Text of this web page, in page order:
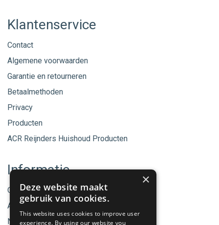
Klantenservice
Contact
Algemene voorwaarden
Garantie en retourneren
Betaalmethoden
Privacy
Producten
ACR Reijnders Huishoud Producten
Informatie
Onze merken
Aanbiedingen
Nieuwe producten
×
Deze website maakt
gebruik van cookies.
This website uses cookies to improve user
experience. By using our website you